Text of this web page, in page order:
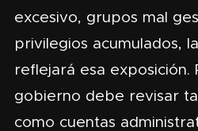
excesivo, grupos mal
privilegios acumulados,
reflejará esa exposición.
gobierno debe revisar
como cuentas